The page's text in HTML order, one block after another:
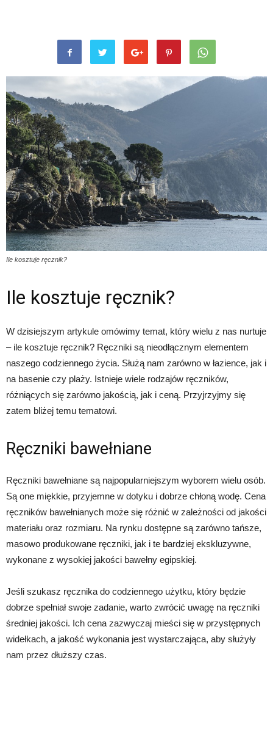
Ile kosztuje ręcznik?
Ile kosztuje ręcznik?
W dzisiejszym artykule omówimy temat, który wielu z nas nurtuje
– ile kosztuje ręcznik? Ręczniki są nieodłącznym elementem
naszego codziennego życia. Służą nam zarówno w łazience, jak i
na basenie czy plaży. Istnieje wiele rodzajów ręczników,
różniących się zarówno jakością, jak i ceną. Przyjrzyjmy się
zatem bliżej temu tematowi.
Ręczniki bawełniane
Ręczniki bawełniane są najpopularniejszym wyborem wielu osób.
Są one miękkie, przyjemne w dotyku i dobrze chłoną wodę. Cena
ręczników bawełnianych może się różnić w zależności od jakości
materiału oraz rozmiaru. Na rynku dostępne są zarówno tańsze,
masowo produkowane ręczniki, jak i te bardziej ekskluzywne,
wykonane z wysokiej jakości bawełny egipskiej.
Jeśli szukasz ręcznika do codziennego użytku, który będzie
dobrze spełniał swoje zadanie, warto zwrócić uwagę na ręczniki
średniej jakości. Ich cena zazwyczaj mieści się w przystępnych
widełkach, a jakość wykonania jest wystarczająca, aby służyły
nam przez dłuższy czas.